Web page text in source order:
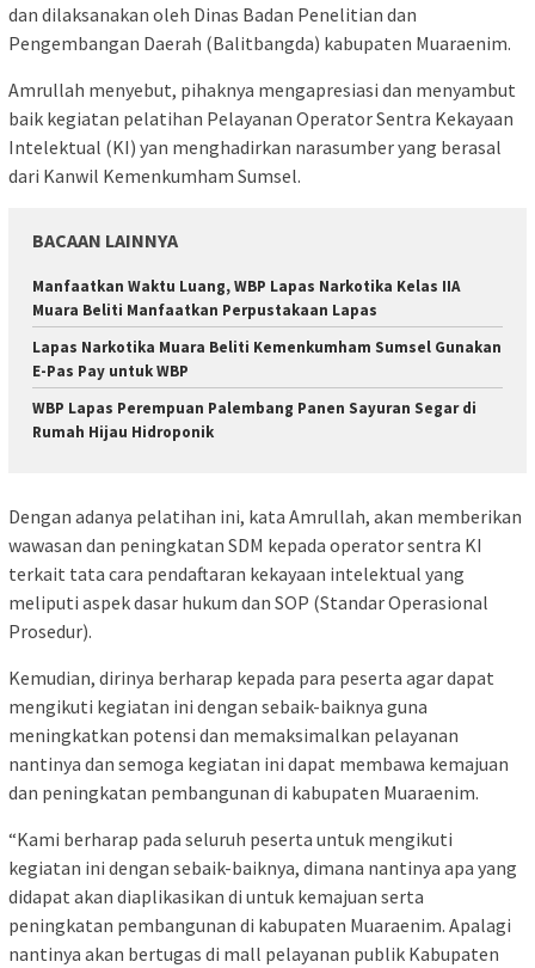
dan dilaksanakan oleh Dinas Badan Penelitian dan
Pengembangan Daerah (Balitbangda) kabupaten Muaraenim.
Amrullah menyebut, pihaknya mengapresiasi dan menyambut
baik kegiatan pelatihan Pelayanan Operator Sentra Kekayaan
Intelektual (KI) yan menghadirkan narasumber yang berasal
dari Kanwil Kemenkumham Sumsel.
BACAAN LAINNYA
Manfaatkan Waktu Luang, WBP Lapas Narkotika Kelas IIA
Muara Beliti Manfaatkan Perpustakaan Lapas
Lapas Narkotika Muara Beliti Kemenkumham Sumsel Gunakan
E-Pas Pay untuk WBP
WBP Lapas Perempuan Palembang Panen Sayuran Segar di
Rumah Hijau Hidroponik
Dengan adanya pelatihan ini, kata Amrullah, akan memberikan
wawasan dan peningkatan SDM kepada operator sentra KI
terkait tata cara pendaftaran kekayaan intelektual yang
meliputi aspek dasar hukum dan SOP (Standar Operasional
Prosedur).
Kemudian, dirinya berharap kepada para peserta agar dapat
mengikuti kegiatan ini dengan sebaik-baiknya guna
meningkatkan potensi dan memaksimalkan pelayanan
nantinya dan semoga kegiatan ini dapat membawa kemajuan
dan peningkatan pembangunan di kabupaten Muaraenim.
“Kami berharap pada seluruh peserta untuk mengikuti
kegiatan ini dengan sebaik-baiknya, dimana nantinya apa yang
didapat akan diaplikasikan di untuk kemajuan serta
peningkatan pembangunan di kabupaten Muaraenim. Apalagi
nantinya akan bertugas di mall pelayanan publik Kabupaten